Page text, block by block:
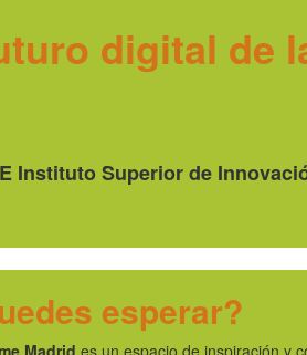
digital de
Instituto Superior de
esperar?
Madrid es un espacio de inspiración y